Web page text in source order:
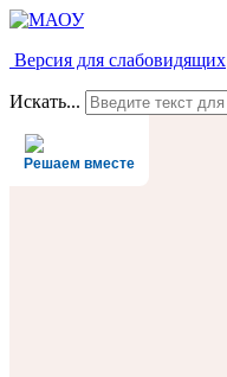
Версия для слабовидящих
Искать...
Решаем вместе